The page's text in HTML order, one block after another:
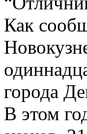
Как
города
В этом